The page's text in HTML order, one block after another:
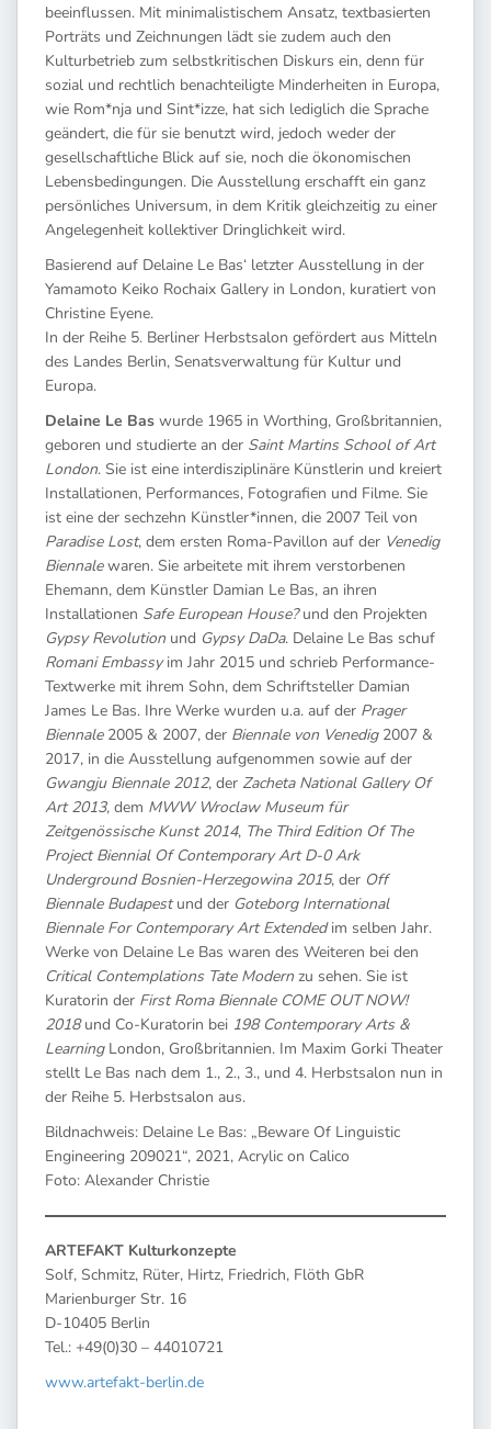
beeinflussen. Mit minimalistischem Ansatz, textbasierten
Porträts und Zeichnungen lädt sie zudem auch den
Kulturbetrieb zum selbstkritischen Diskurs ein, denn für
sozial und rechtlich benachteiligte Minderheiten in Europa,
wie Rom*nja und Sint*izze, hat sich lediglich die Sprache
geändert, die für sie benutzt wird, jedoch weder der
gesellschaftliche Blick auf sie, noch die ökonomischen
Lebensbedingungen. Die Ausstellung erschafft ein ganz
persönliches Universum, in dem Kritik gleichzeitig zu einer
Angelegenheit kollektiver Dringlichkeit wird.
Basierend auf Delaine Le Bas‘ letzter Ausstellung in der
Yamamoto Keiko Rochaix Gallery in London, kuratiert von
Christine Eyene.
In der Reihe 5. Berliner Herbstsalon gefördert aus Mitteln
des Landes Berlin, Senatsverwaltung für Kultur und
Europa.
Delaine Le Bas wurde 1965 in Worthing, Großbritannien,
geboren und studierte an der Saint Martins School of Art
London. Sie ist eine interdisziplinäre Künstlerin und kreiert
Installationen, Performances, Fotografien und Filme. Sie
ist eine der sechzehn Künstler*innen, die 2007 Teil von
Paradise Lost, dem ersten Roma-Pavillon auf der Venedig
Biennalewaren. Sie arbeitete mit ihrem verstorbenen
Ehemann, dem Künstler Damian Le Bas, an ihren
Installationen Safe European House?und den Projekten
Gypsy Revolution und Gypsy DaDa. Delaine Le Bas schuf
Romani Embassyim Jahr 2015 und schrieb Performance-
Textwerke mit ihrem Sohn, dem Schriftsteller Damian
James Le Bas. Ihre Werke wurden u.a. auf der Prager
Biennale 2005 & 2007, der Biennale von Venedig 2007 &
2017, in die Ausstellung aufgenommen sowie auf der
Gwangju Biennale 2012, der Zacheta National Gallery Of
Art 2013, dem MWW Wroclaw Museum für
Zeitgenössische Kunst 2014, The Third Edition Of The
Project Biennial Of Contemporary Art D-0 Ark
Underground Bosnien-Herzegowina 2015, der Off
Biennale Budapestund der Goteborg International
Biennale For Contemporary Art Extendedim selben Jahr.
Werke von Delaine Le Bas waren des Weiteren bei den
Critical Contemplations Tate Modern zu sehen. Sie ist
Kuratorin der First Roma Biennale COME OUT NOW!
2018und Co-Kuratorin bei 198 Contemporary Arts &
LearningLondon, Großbritannien. Im Maxim Gorki Theater
stellt Le Bas nach dem 1., 2., 3., und 4. Herbstsalon nun in
der Reihe 5. Herbstsalon aus.
Bildnachweis: Delaine Le Bas: „Beware Of Linguistic
Engineering 209021“, 2021, Acrylic on Calico
Foto: Alexander Christie
ARTEFAKT Kulturkonzepte
Solf, Schmitz, Rüter, Hirtz, Friedrich, Flöth GbR
Marienburger Str. 16
D-10405 Berlin
Tel.: +49(0)30 – 44010721
www.artefakt-berlin.de